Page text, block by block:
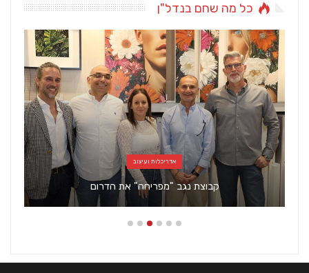
כל מה שחם בנדל"ן
אדריכלות ועיצוב
קבוצת נגב "מפריחה" את הדרום